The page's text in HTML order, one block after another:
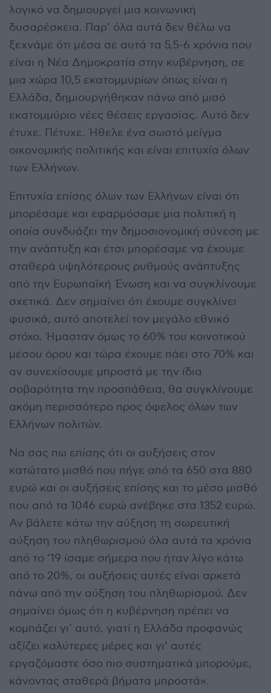
λογικό να δημιουργεί μια κοινωνική
δυσαρέσκεια. Παρ’ όλα αυτά δεν θέλω να
ξεχνάμε ότι μέσα σε αυτά τα 5,5-6 χρόνια που
είναι η Νέα Δημοκρατία στην κυβέρνηση, σε
μια χώρα 10,5 εκατομμυρίων όπως είναι η
Ελλάδα, δημιουργήθηκαν πάνω από μισό
εκατομμύριο νέες θέσεις εργασίας. Αυτό δεν
έτυχε. Πέτυχε. Ήθελε ένα σωστό μείγμα
οικονομικής πολιτικής και είναι επιτυχία όλων
των Ελλήνων.
Επιτυχία επίσης όλων των Ελλήνων είναι ότι
μπορέσαμε και εφαρμόσαμε μια πολιτική η
οποία συνδυάζει την δημοσιονομική σύνεση με
την ανάπτυξη και έτσι μπορέσαμε να έχουμε
σταθερά υψηλότερους ρυθμούς ανάπτυξης
από την Ευρωπαϊκή Ένωση και να συγκλίνουμε
σχετικά. Δεν σημαίνει ότι έχουμε συγκλίνει
φυσικά, αυτό αποτελεί τον μεγάλο εθνικό
στόχο. Ήμασταν όμως το 60% του κοινοτικού
μέσου όρου και τώρα έχουμε πάει στο 70% και
αν συνεχίσουμε μπροστά με την ίδια
σοβαρότητα την προσπάθεια, θα συγκλίνουμε
ακόμη περισσότερο προς όφελος όλων των
Ελλήνων πολιτών.
Να σας πω επίσης ότι οι αυξήσεις στον
κατώτατο μισθό που πήγε από τα 650 στα 880
ευρώ και οι αυξήσεις επίσης και το μέσο μισθό
που από τα 1046 ευρώ ανέβηκε στα 1352 ευρώ.
Αν βάλετε κάτω την αύξηση τη σωρευτική
αύξηση του πληθωρισμού όλα αυτά τα χρόνια
από το ‘19 ίσαμε σήμερα που ήταν λίγο κάτω
από το 20%, οι αυξήσεις αυτές είναι αρκετά
πάνω από την αύξηση του πληθωρισμού. Δεν
σημαίνει όμως ότι η κυβέρνηση πρέπει να
κομπάζει γι’ αυτό, γιατί η Ελλάδα προφανώς
αξίζει καλύτερες μέρες και γι’ αυτές
εργαζόμαστε όσο πιο συστηματικά μπορούμε,
κάνοντας σταθερά βήματα μπροστά».